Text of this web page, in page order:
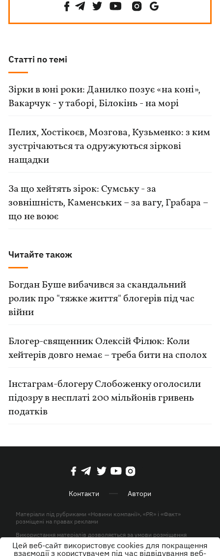
Статті по темі
Зірки в юні роки: Данилко позує «на коні»,
Вакарчук - у таборі, Білокінь - на морі
Пелих, Хостікоєв, Мозгова, Кузьменко: з ким
зустрічаються та одружуються зіркові
нащадки
За що хейтять зірок: Сумську - за
зовнішність, Каменських – за вагу, Грабара –
що не воює
Читайте також
Богдан Буше вибачився за скандальний
ролик про "тяжке життя" блогерів під час
війни
Блогер-священник Олексій Філюк: Коли
хейтерів довго немає – треба бити на сполох
Інстаграм-блогеру Слобоженку оголосили
підозру в несплаті 200 мільйонів гривень
податків
Контакти Автори
Матеріали під рубриками «Новини компанії», «PR» і «Факт»
розміщені на правах реклами
Використання матеріалів дозволяється за умови розміщення
активного гіперпосилання на KP.UA в першому абзаці.
Цей веб-сайт використовує cookies для покращення
взаємодії з користувачем під час відвідування веб-